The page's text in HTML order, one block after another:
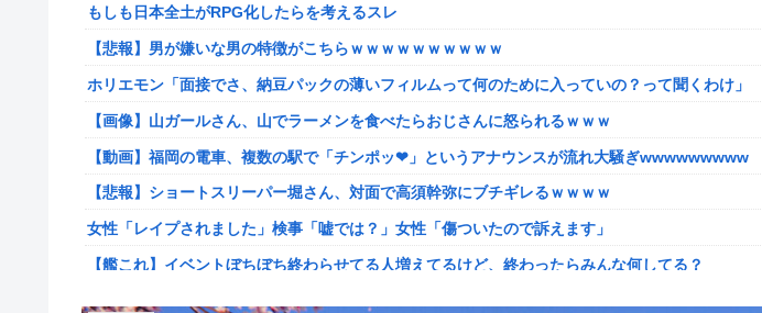
『ドラクエの面白さのピークははがねのつるぎ買った時』←これ
【韓日共同調査】「日本に良い印象」の韓国人54.3％ 13年以降で最高に 日本人の韓国好感度
【スト6】竹内ジョン選手「どう考えても調整の時期がおかしい。大会の真っただ中にコンセプト
が終わった後は微調整。趣旨が一貫してない」
【画像】台湾とフランス、地震発生から6時間以内に設置した「避難所」がこちらｗｗｗｗ
【悲報】息子がみいちゃんのママ、限界を迎える「もう無理。普通の家庭を築きたい。普通の子
【悲報】エアコン業者、正論「エアコンスプレーなんて使わない方がいい」ﾄﾞﾝｯ！
【胸糞】Zクソガキ、おばあちゃんをいじめて炎上するｗｗｗｗ
もしも日本全土がRPG化したらを考えるスレ
【悲報】男が嫌いな男の特徴がこちらｗｗｗｗｗｗｗｗｗｗ
ホリエモン「面接でさ、納豆パックの薄いフィルムって何のために入っていの？って聞くわけ」
【画像】山ガールさん、山でラーメンを食べたらおじさんに怒られるｗｗｗ
【動画】福岡の電車、複数の駅で「チンポッ❤」というアナウンスが流れ大騒ぎwwwwwwwww
【悲報】ショートスリーパー堀さん、対面で高須幹弥にブチギレるｗｗｗｗ
女性「レイプされました」検事「嘘では？」女性「傷ついたので訴えます」
【艦これ】イベントぼちぼち終わらせてる人増えてるけど、終わったらみんな何してる？